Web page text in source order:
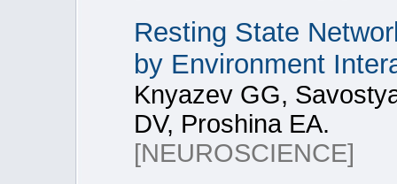
Resting State
by Environment
Knyazev GG,
DV, Proshina EA.
[NEUROSCIENCE]